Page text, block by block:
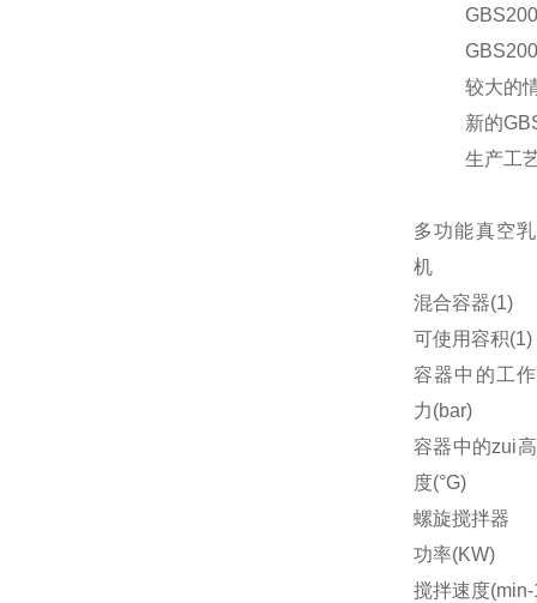
较大的
新的
生产工
多功能真空
机
混合容器(1)
可使用容积(1)
容器中的工
力(bar)
容器中的zui
度(°G)
螺旋搅拌器
功率(KW)
搅拌速度(min-